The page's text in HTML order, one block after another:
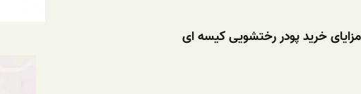
مزایای خرید پودر رختشویی کیسه ای